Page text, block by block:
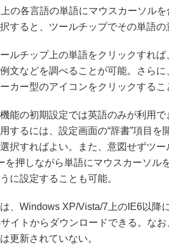
の各言語の単語にマウスカーソル
すると、ツールチップでその単語の
ルチップ上の単語をクリックすれば
文などを調べることが可能。さら
カー型のアイコンをクリックするこ
能の初期設定では英語のみが利用
するには、設定画面の“辞書”項目を
択すればよい。また、意図せずツー
を押しながら単語にマウスカーソル
に設定することも可能。
、Windows XP/Vista/7上のIE6以降
イトからダウンロードできる。な
更新されていない。